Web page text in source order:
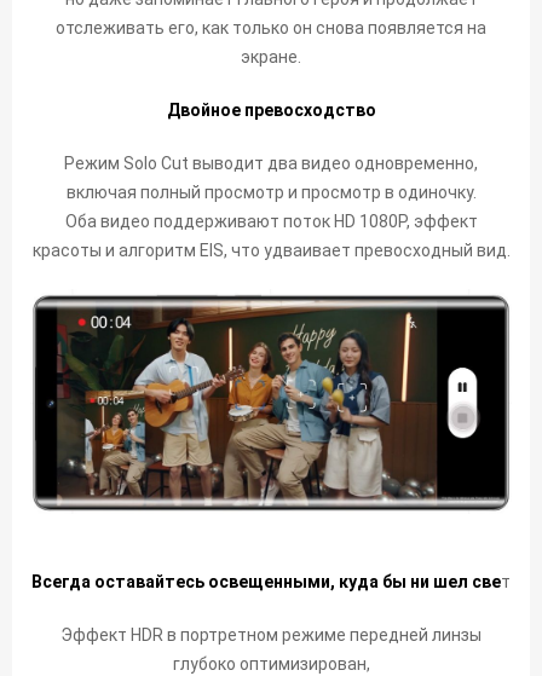
отслеживать его, как только он снова появляется на
экране.
Двойное превосходство
Режим Solo Cut выводит два видео одновременно,
включая полный просмотр и просмотр в одиночку.
Оба видео поддерживают поток HD 1080P, эффект
красоты и алгоритм EIS, что удваивает превосходный вид.
Всегда оставайтесь освещенными, куда бы ни шел свет
Эффект HDR в портретном режиме передней линзы
глубоко оптимизирован,